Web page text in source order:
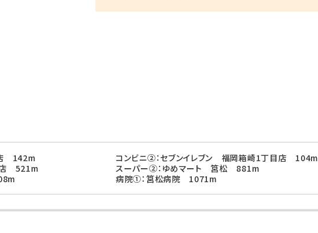
142m
コンビニ②：セブンイレブン 福岡箱崎1丁目店 104m
店 521m
スーパー②：ゆめマート 筥松 881m
病院①：筥松病院 1071m